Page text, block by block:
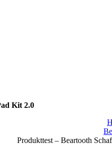
Kit 2.0
Produkttest – Beartooth